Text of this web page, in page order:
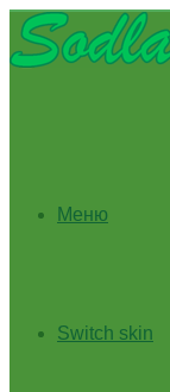
Меню
Switch skin